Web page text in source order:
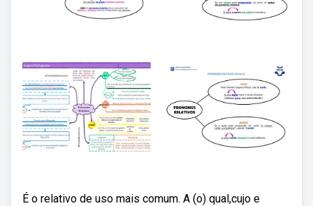
É o relativo de uso mais comum. A (o) qual,cujo e